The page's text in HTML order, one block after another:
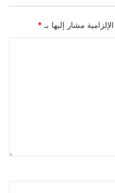
مشار إليها بـ *